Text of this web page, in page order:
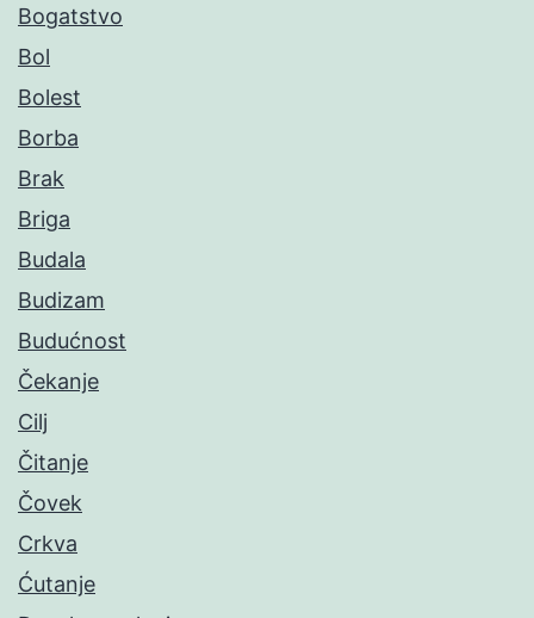
Bogatstvo
Bol
Bolest
Borba
Brak
Briga
Budala
Budizam
Budućnost
Čekanje
Cilj
Čitanje
Čovek
Crkva
Ćutanje